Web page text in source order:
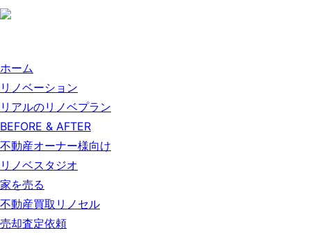
ホーム
リノベーション
リアルのリノベプラン
BEFORE & AFTER
不動産オーナー様向け
リノベスタジオ
家を売る
不動産買取リノセル
売却査定依頼